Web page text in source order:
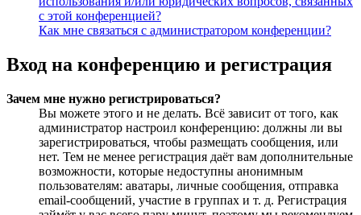
с этой конференцией?
Как мне связаться с администратором конференции?
Вход на конференцию и регистрация
Зачем мне нужно регистрироваться?
Вы можете этого и не делать. Всё зависит от того, как
администратор настроил конференцию: должны ли вы
зарегистрироваться, чтобы размещать сообщения, или
нет. Тем не менее регистрация даёт вам дополнительные
возможности, которые недоступны анонимным
пользователям: аватары, личные сообщения, отправка
email-сообщений, участие в группах и т. д. Регистрация